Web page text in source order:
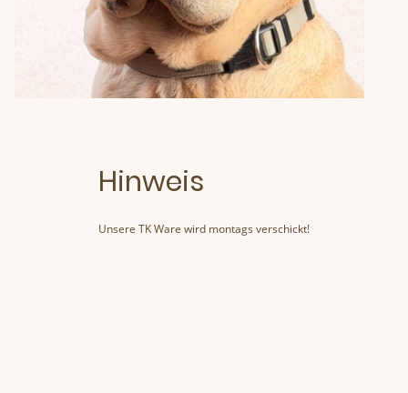
Hinweis
Unsere TK Ware wird montags verschickt!